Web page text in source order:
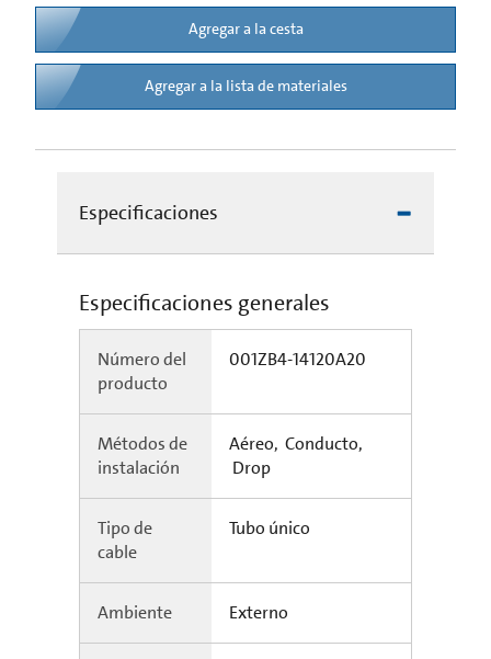
Agregar a la cesta
Agregar a la lista de materiales
Especificaciones
Especificaciones generales
Número del
producto
001ZB4-14120A20
Métodos de
instalación
Aéreo, Conducto,
Drop
Tipo de
cable
Tubo único
Ambiente Externo